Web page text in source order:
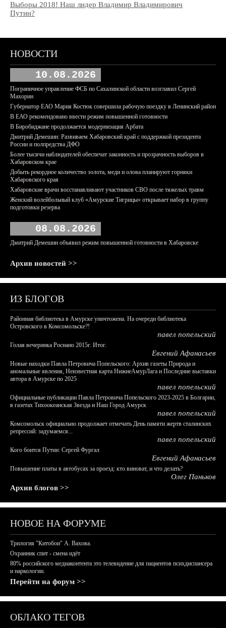
Выборы 2018! Наш лидер Владимир Владимирович
Путин?
НОВОСТИ
10.08.2026
Пограничное управление ФСБ по Сахалинской области возглавил Сергей
Махорин
Губернатор ЕАО Мария Костюк совершила рабочую поездку в Ленинский район
В ЕАО рекомендовано ввести режим повышенной готовности
В Биробиджане продолжается модернизация Арбата
Дмитрий Демешин: Развиваем Хабаровский край с поддержкой президента
России и полпредства ДФО
Более тысячи наблюдателей обеспечат законность и прозрачность выборов в
Хабаровском крае
Добыть рекордное количество золота, меди и олова планируют горняки
Хабаровского края
Хабаровские врачи восстанавливают участников СВО после тяжелых травм
Женский волейбольный клуб «Амурские Тигрицы» открывает набор в группу
подготовки резерва
08.08.2026
Дмитрий Демешин объявил режим повышенной готовности в Хабаровске
Архив новостей >>
ИЗ БЛОГОВ
Районная библиотека в Амурске уничтожена. На очереди библиотека
Островского в Комсомольске?!
павел попельский
Голая вечеринка Роснано 2015г. Итог.
Евгений Афанасьев
Новые находки Павла Петровича Попельского: Архив газеты Природа и
аномальные явления, Неизвестная карта НижнеАмурЛага и Последние выставки
автора в Амурске по 2025
павел попельский
Официальные публикации Павла Петровича Попельского 2023-2025 в Болгарии,
в газетах Тихоокеанская Звезда и Наш Город Амурск
павел попельский
Комсомольск официально продолжает отмечать День памяти жертв сталинских
репрессий: задумаемся...
павел попельский
Кого боится Путин: Сергей Фургал
Евгений Афанасьев
Повышение платы в автобусах за проезд: кто виноват, и что делать?
Олег Паньков
Архив блогов >>
НОВОЕ НА ФОРУМЕ
Трилогия "Китобои" А. Вахова.
Охранник спит - смена идёт
80% российского медиаконтента это телевидение для пациентов психдиспансера
и наркологии.
Перейти на форум >>
ОБЛАКО ТЕГОВ